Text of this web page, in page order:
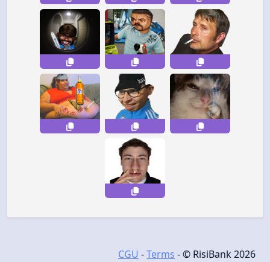
CGU -Terms - © RisiBank 2026